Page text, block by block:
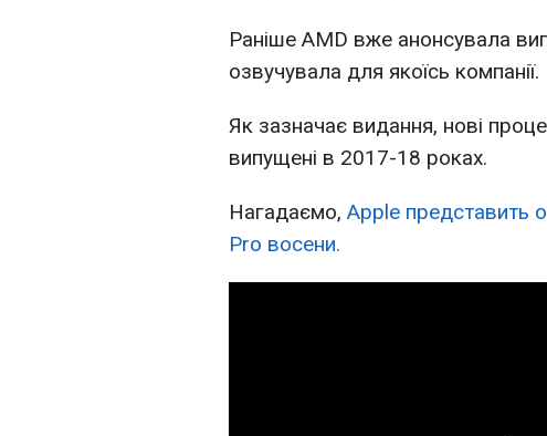
Раніше AMD вже анонсувала
озвучувала для якоїсь компанії.
Як зазначає видання, нові
випущені в 2017-18 роках.
Нагадаємо, Apple представить
Pro восени.